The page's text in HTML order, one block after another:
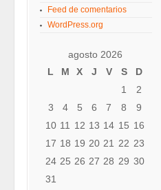
Feed de comentarios
WordPress.org
agosto 2026
L
M X J V S
D
1
2
3
4 5 6 7 8
9
10 11 12 13 14 15 16
17 18 19 20 21 22 23
24 25 26 27 28 29 30
31